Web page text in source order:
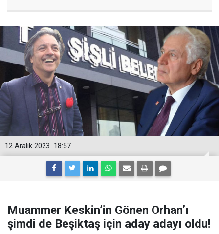
18:57
12 Aralık 2023
Muammer Keskin’in Gönen Orhan’ı
şimdi de Beşiktaş için aday adayı oldu!